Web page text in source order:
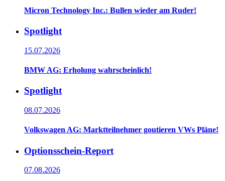
Micron Technology Inc.: Bullen wieder am Ruder!
Spotlight
15.07.2026
BMW AG: Erholung wahrscheinlich!
Spotlight
08.07.2026
Volkswagen AG: Marktteilnehmer goutieren VWs Pläne!
Optionsschein-Report
07.08.2026